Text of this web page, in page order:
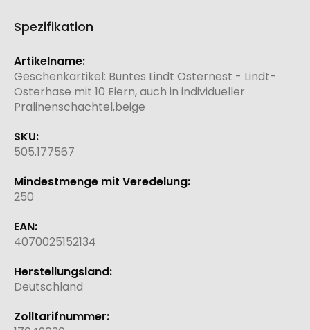
Spezifikation
Weitere
Informationen
Geschenkartikel: Buntes Lindt Osternest - Lindt-
Osterhase mit 10 Eiern, auch in individueller
Pralinenschachtel,beige
505.177567
250
4070025152134
Deutschland